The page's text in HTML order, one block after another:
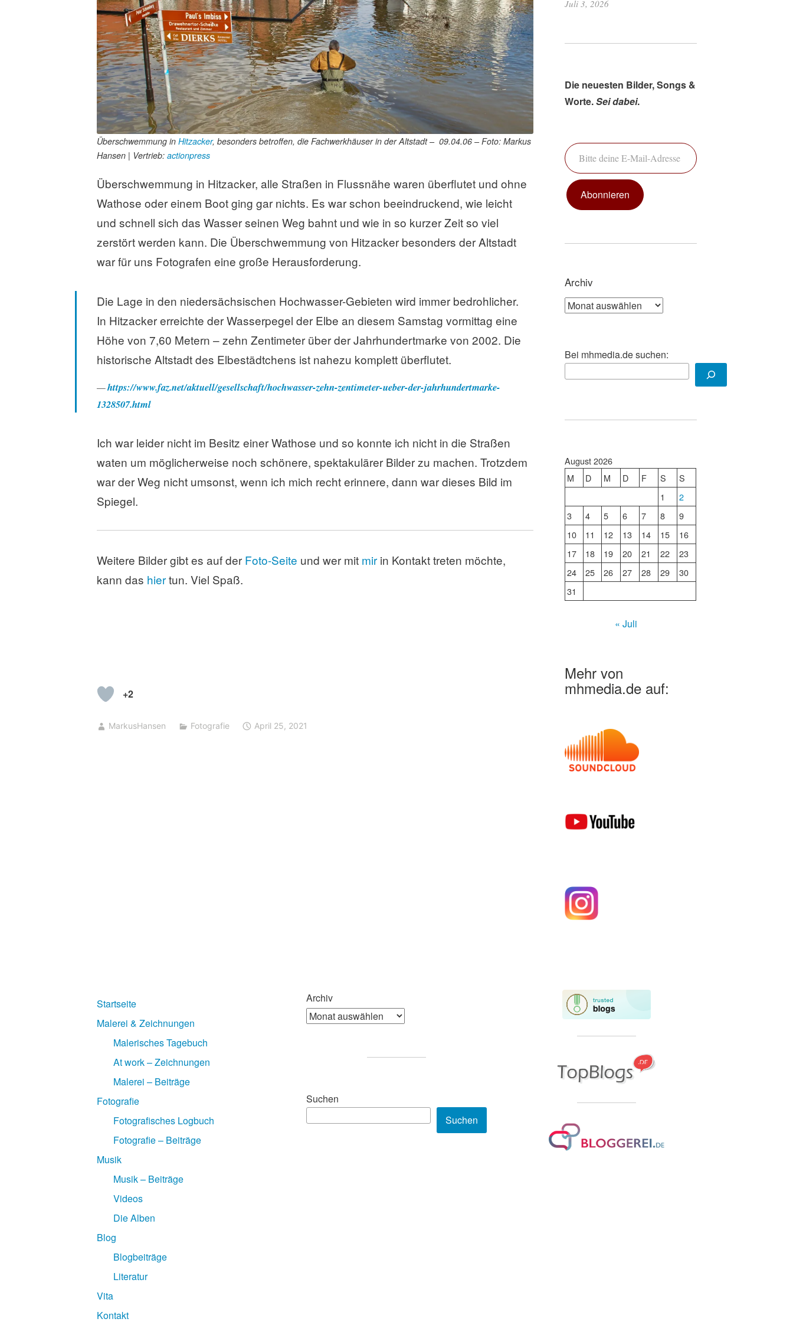
Überschwemmung in Hitzacker, besonders betroffen, die Fachwerkhäuser in der Altstadt – 09.04.06 – Foto: Markus
Hansen | Vertrieb: actionpress
Überschwemmung in Hitzacker, alle Straßen in Flussnähe waren überflutet und ohne
Wathose oder einem Boot ging gar nichts. Es war schon beeindruckend, wie leicht
und schnell sich das Wasser seinen Weg bahnt und wie in so kurzer Zeit so viel
zerstört werden kann. Die Überschwemmung von Hitzacker besonders der Altstadt
war für uns Fotografen eine große Herausforderung.
Die Lage in den niedersächsischen Hochwasser-Gebieten wird immer bedrohlicher.
In Hitzacker erreichte der Wasserpegel der Elbe an diesem Samstag vormittag eine
Höhe von 7,60 Metern – zehn Zentimeter über der Jahrhundertmarke von 2002. Die
historische Altstadt des Elbestädtchens ist nahezu komplett überflutet.
https://www.faz.net/aktuell/gesellschaft/hochwasser-zehn-zentimeter-ueber-der-jahrhundertmarke-
1328507.html
Ich war leider nicht im Besitz einer Wathose und so konnte ich nicht in die Straßen
waten um möglicherweise noch schönere, spektakulärer Bilder zu machen. Trotzdem
war der Weg nicht umsonst, wenn ich mich recht erinnere, dann war dieses Bild im
Spiegel.
Weitere Bilder gibt es auf der Foto-Seite und wer mit mirin Kontakt treten möchte,
kann das hiertun. Viel Spaß.
+2
MarkusHansen Fotografie
a
s
s
e
n
April 25, 2021
Juli 3, 2026
Die neuesten Bilder, Songs &
Worte.Sei dabei.
Bitte deine E-Mail-Adresse ein ...
Abonnieren
Archiv
Archiv
Bei mhmedia.de suchen:
August 2026
M
D M D F S
S
1
2
3
4 5 6 7 8
9
10
11 12 13 14 15
16
17
18 19 20 21 22
23
24
25 26 27 28 29
30
31
« Juli
Mehr von
mhmedia.de auf:
Startseite
Malerei & Zeichnungen
Malerisches Tagebuch
At work – Zeichnungen
Malerei – Beiträge
Fotografie
Fotografisches Logbuch
Fotografie – Beiträge
Musik
Musik – Beiträge
Videos
Die Alben
Blog
Blogbeiträge
Literatur
Vita
Kontakt
Archiv
Suchen
Suchen